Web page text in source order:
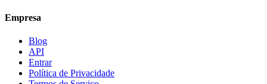
Empresa
Blog
API
Entrar
Política de Privacidade